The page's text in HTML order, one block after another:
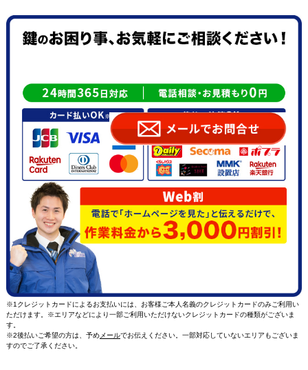
※1クレジットカードによるお支払いには、お客様ご本人名義のクレジットカードのみご利用い
ただけます。※エリアなどにより一部ご利用いただけないクレジットカードの種類がございま
す。
※2後払いご希望の方は、予めメールでお伝えください。一部対応していないエリアもございま
すのでご了承ください。